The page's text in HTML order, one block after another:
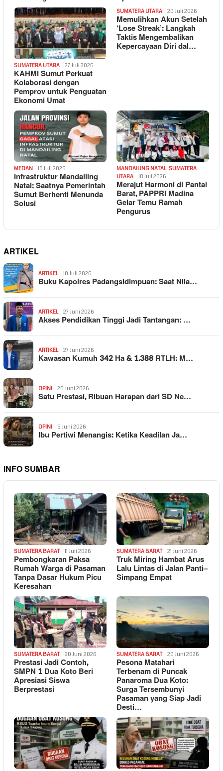
SUMATERA UTARA 27 Juli 2026
KAHMI Sumut Perkuat
Kolaborasi dengan
Pemprov untuk Penguatan
Ekonomi Umat
SUMATERA UTARA 20 Juli 2026
Memulihkan Akun Setelah
‘Lose Streak’: Langkah
Taktis Mengembalikan
Kepercayaan Diri dal…
MEDAN 18 Juli 2026
Infrastruktur Mandailing
Natal: Saatnya Pemerintah
Sumut Berhenti Menunda
Solusi
MANDAILING NATAL, SUMATERA
UTARA
18 Juli 2026
Merajut Harmoni di Pantai
Barat, PAPPRI Madina
Gelar Temu Ramah
Pengurus
ARTIKEL
ARTIKEL 10 Juli 2026
Buku Kapolres Padangsidimpuan: Saat Nila…
ARTIKEL 27 Juni 2026
Akses Pendidikan Tinggi Jadi Tantangan: …
ARTIKEL 27 Juni 2026
Kawasan Kumuh 342 Ha & 1.388 RTLH: M…
OPINI 20 Juni 2026
Satu Prestasi, Ribuan Harapan dari SD Ne…
OPINI 5 Juni 2026
Ibu Pertiwi Menangis: Ketika Keadilan Ja…
INFO SUMBAR
SUMATERA BARAT 11 Juli 2026
Pembongkaran Paksa
Rumah Warga di Pasaman
Tanpa Dasar Hukum Picu
Keresahan
SUMATERA BARAT 21 Juni 2026
Truk Miring Hambat Arus
Lalu Lintas di Jalan Panti–
Simpang Empat
SUMATERA BARAT 20 Juni 2026
Prestasi Jadi Contoh,
SMPN 1 Dua Koto Beri
Apresiasi Siswa
Berprestasi
SUMATERA BARAT 20 Juni 2026
Pesona Matahari
Terbenam di Puncak
Panaroma Dua Koto:
Surga Tersembunyi
Pasaman yang Siap Jadi
Desti…